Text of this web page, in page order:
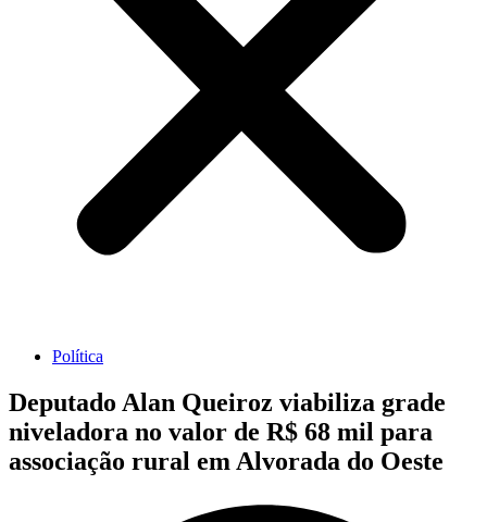
Política
Deputado Alan Queiroz viabiliza grade
niveladora no valor de R$ 68 mil para
associação rural em Alvorada do Oeste